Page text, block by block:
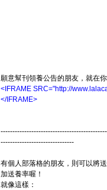
願意幫刊領養公告的朋友，就在
<IFRAME SRC="http://
</IFRAME>
-------------------------------
有個人部落格的朋友，則可以將
加送養率喔！
就像這樣：